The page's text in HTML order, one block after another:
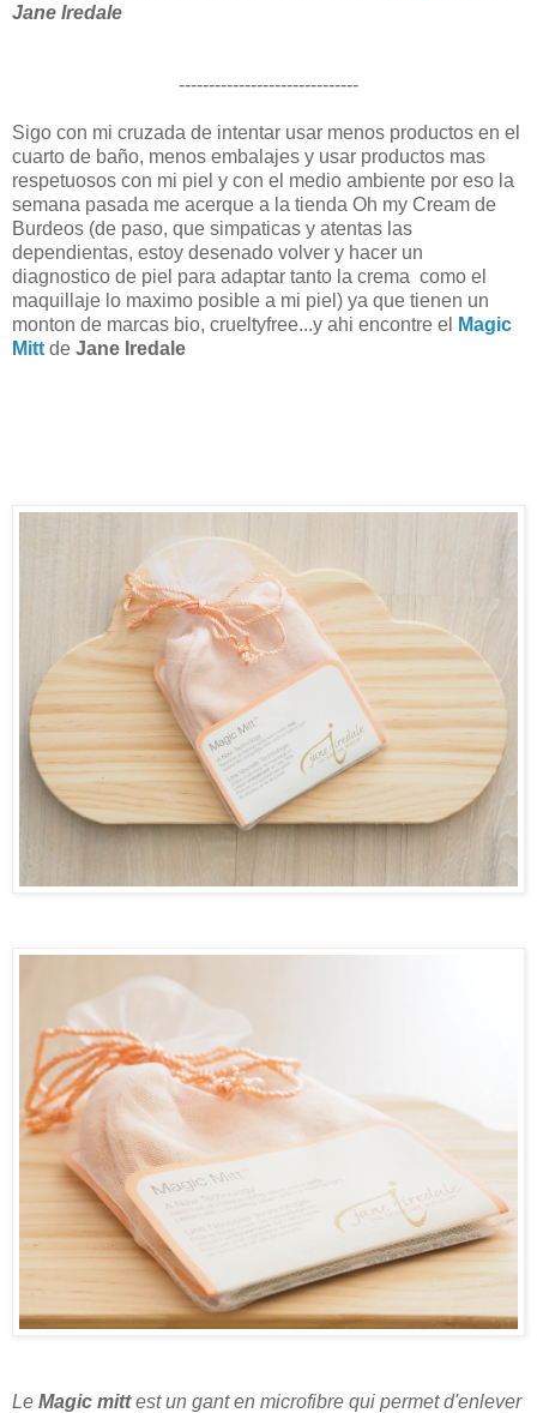
Jane Iredale
------------------------------
Sigo con mi cruzada de intentar usar menos productos en el
cuarto de baño, menos embalajes y usar productos mas
respetuosos con mi piel y con el medio ambiente por eso la
semana pasada me acerque a la tienda Oh my Cream de
Burdeos (de paso, que simpaticas y atentas las
dependientas, estoy desenado volver y hacer un
diagnostico de piel para adaptar tanto la crema como el
maquillaje lo maximo posible a mi piel) ya que tienen un
monton de marcas bio, crueltyfree...y ahi encontre el
Magic
Mitt de Jane Iredale
Le Magic mittest un gant en microfibre qui permet d'enlever